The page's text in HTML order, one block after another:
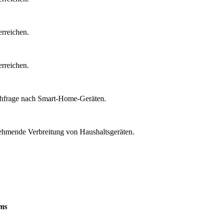
nach Smart-Home-Geräten.
Verbreitung von Haushaltsgeräten.